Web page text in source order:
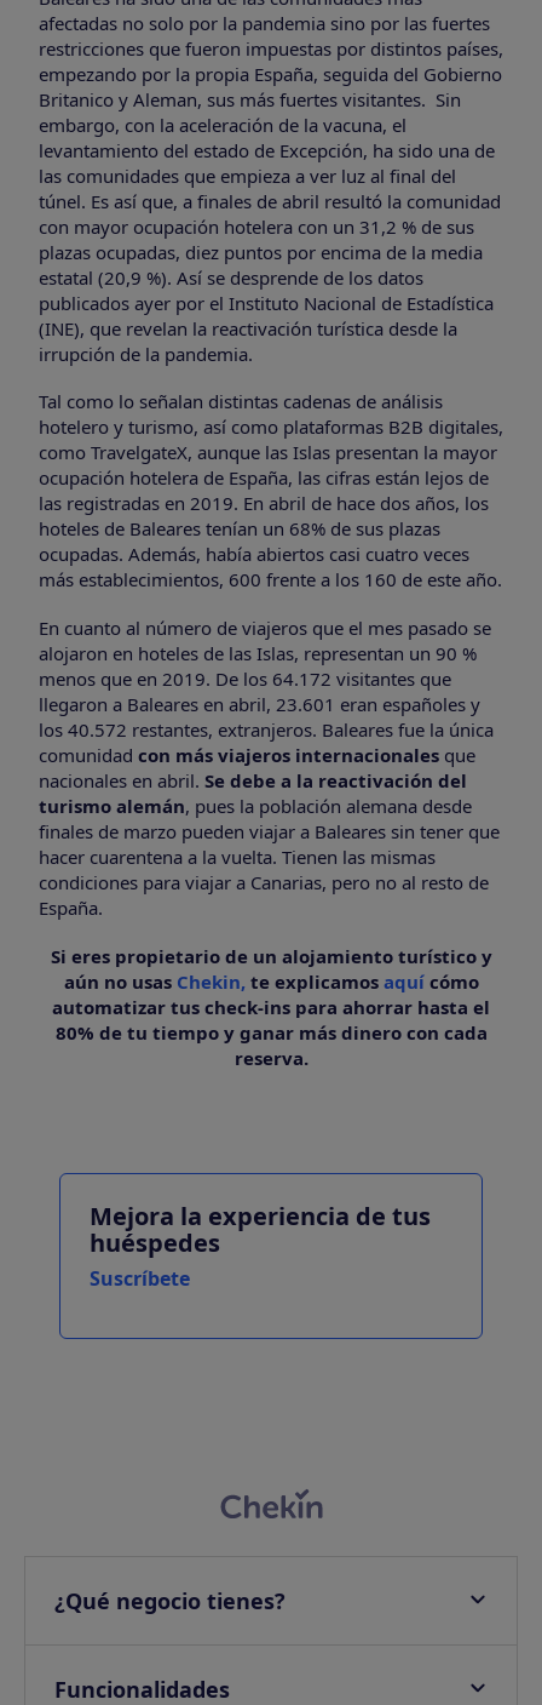
afectadas no solo por la pandemia sino por las fuertes
restricciones que fueron impuestas por distintos países,
empezando por la propia España, seguida del Gobierno
Britanico y Aleman, sus más fuertes visitantes. Sin
embargo, con la aceleración de la vacuna, el
levantamiento del estado de Excepción, ha sido una de
las comunidades que empieza a ver luz al final del
túnel. Es así que, a finales de abril resultó la comunidad
con mayor ocupación hotelera con un 31,2 % de sus
plazas ocupadas, diez puntos por encima de la media
estatal (20,9 %). Así se desprende de los datos
publicados ayer por el Instituto Nacional de Estadística
(INE), que revelan la reactivación turística desde la
irrupción de la pandemia.
Tal como lo señalan distintas cadenas de análisis
hotelero y turismo, así como plataformas B2B digitales,
como TravelgateX, aunque las Islas presentan la mayor
ocupación hotelera de España, las cifras están lejos de
las registradas en 2019. En abril de hace dos años, los
hoteles de Baleares tenían un 68% de sus plazas
ocupadas. Además, había abiertos casi cuatro veces
más establecimientos, 600 frente a los 160 de este año.
En cuanto al número de viajeros que el mes pasado se
alojaron en hoteles de las Islas, representan un 90 %
menos que en 2019. De los 64.172 visitantes que
llegaron a Baleares en abril, 23.601 eran españoles y
los 40.572 restantes, extranjeros. Baleares fue la única
comunidad con más viajeros internacionales que
nacionales en abril. Se debe a la reactivación del
turismo alemán, pues la población alemana desde
finales de marzo pueden viajar a Baleares sin tener que
hacer cuarentena a la vuelta. Tienen las mismas
condiciones para viajar a Canarias, pero no al resto de
España.
Si eres propietario de un alojamiento turístico y
aún no usasChekin,te explicamos aquícómo
automatizar tus check-ins para ahorrar hasta el
80% de tu tiempo y ganar más dinero con cada
reserva.
Mejora la experiencia de tus
huéspedes
Suscríbete
¿Qué negocio tienes?
Hoteles
Funcionalidades